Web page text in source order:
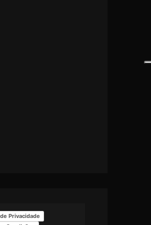
Privacidade